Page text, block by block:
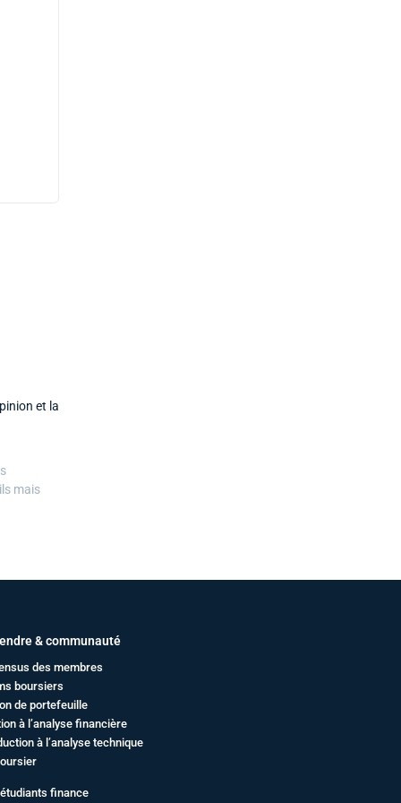
et la
mais
& communauté
des membres
boursiers
de portefeuille
à l’analyse financière
à l’analyse technique
finance